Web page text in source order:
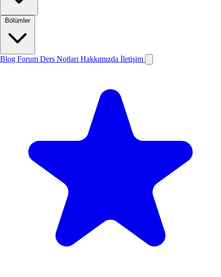
Bölümler
Blog Forum Ders Notları Hakkımızda İletişim